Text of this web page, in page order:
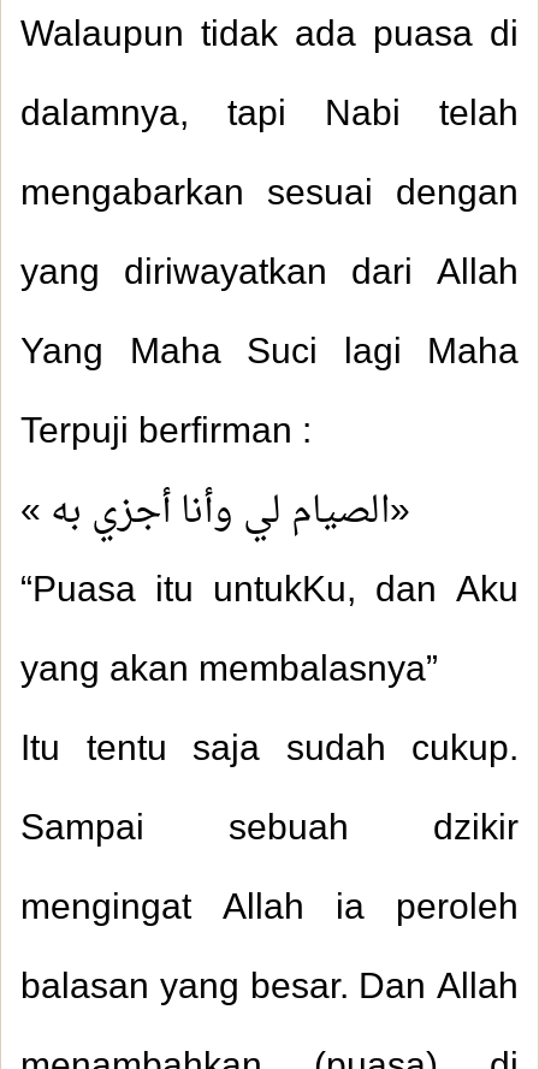
Walaupun tidak ada puasa di
dalamnya, tapi Nabi telah
mengabarkan sesuai dengan
yang diriwayatkan dari Allah
Yang Maha Suci lagi Maha
Terpuji berfirman :
« الصيام لي وأنا أجزي به»
“Puasa itu untukKu, dan Aku
yang akan membalasnya”
Itu tentu saja sudah cukup.
Sampai sebuah dzikir
mengingat Allah ia peroleh
balasan yang besar. Dan Allah